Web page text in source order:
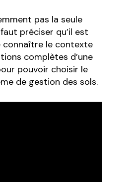
pas la seule
préciser qu’il est
connaître le contexte
complètes d’une
pouvoir choisir le
de gestion des sols.